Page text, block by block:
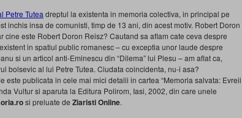
Petre Tutea dreptul la existenta in memoria colectiva, in principal pe
inchis insa de comunisti, timp de 13 ani, din acest motiv. Robert Doron
cine este Robert Doron Reisz? Cautand sa aflam cate ceva despre
in spatiul public romanesc – cu exceptia unor laude despre
si un articol anti-Eminescu din “Dilema” lui Plesu – am aflat ca,
bolsevic al lui Petre Tutea. Ciudata coincidenta, nu-i asa?
este publicata in cele mai mici detalii in cartea “Memoria salvata: Evreii
Vultur si aparuta la Editura Polirom, Iasi, 2002, din care unele
si preluate de Ziaristi Online.